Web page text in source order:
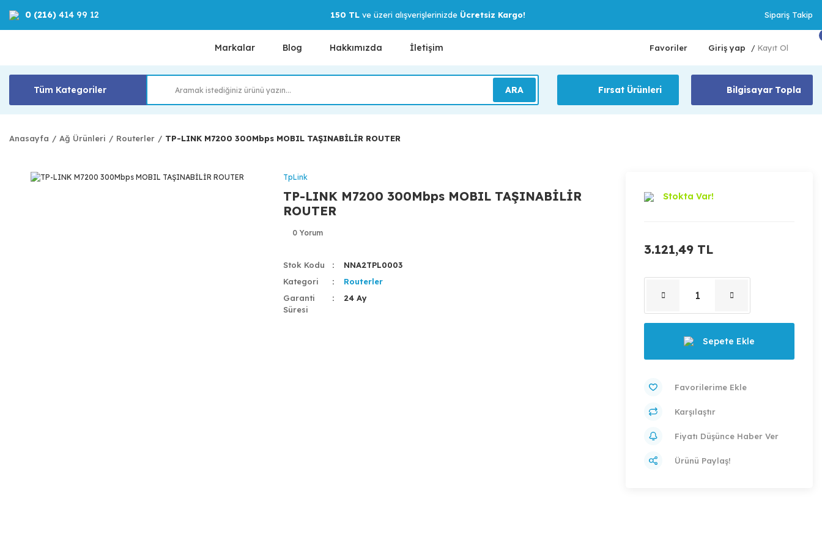
0 (216) 414 99 12 150 TLve üzeri alışverişlerinizde Ücretsiz Kargo! Sipariş Takip
Markalar Blog Hakkımızda İletişim Favoriler Giriş yap / Kayıt Ol
Tüm Kategoriler ARA Fırsat Ürünleri Bilgisayar Topla
Anasayfa Ağ Ürünleri Routerler TP-LINK M7200 300Mbps MOBIL TAŞINABİLİR ROUTER
TpLink
TP-LINK M7200 300Mbps MOBIL TAŞINABİLİR
ROUTER
0 Yorum
Stok Kodu
NNA2TPL0003
Kategori
Routerler
Garanti
Süresi
24 Ay
Stokta Var!
3.121,49 TL
Sepete Ekle
Karşılaştır
Fiyatı Düşünce Haber Ver
Ürünü Paylaş!